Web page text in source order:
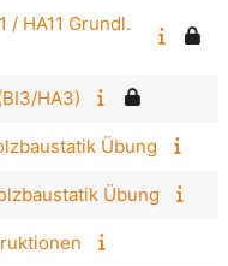
/ HA11 Grundl.
HA3)
Übung
Übung